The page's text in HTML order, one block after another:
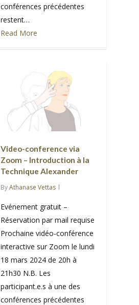
conférences précédentes
restent…
Read More
Video-conference via
Zoom – Introduction à la
Technique Alexander
ByAthanase Vettas
Evénement gratuit –
Réservation par mail requise
Prochaine vidéo-conférence
interactive sur Zoom le lundi
18 mars 2024 de 20h à
21h30 N.B. Les
participant.e.s à une des
conférences précédentes